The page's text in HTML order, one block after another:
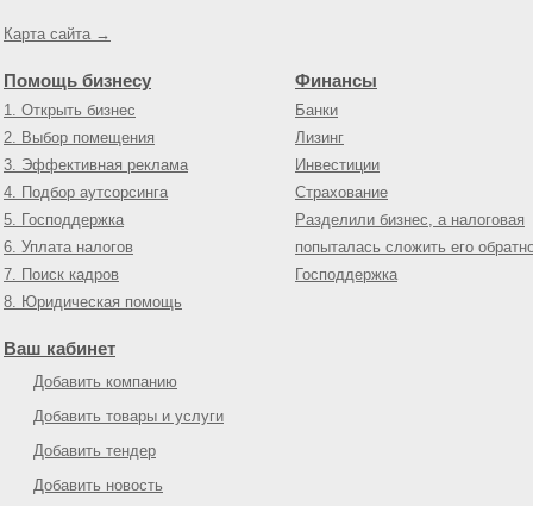
Карта сайта →
Помощь бизнесу
1. Открыть бизнес
2. Выбор помещения
3. Эффективная реклама
4. Подбор аутсорсинга
5. Господдержка
6. Уплата налогов
7. Поиск кадров
8. Юридическая помощь
Финансы
Банки
Лизинг
Инвестиции
Страхование
Разделили бизнес, а налоговая
попыталась сложить его
Господдержка
Ваш кабинет
Добавить компанию
Добавить товары и услуги
Добавить тендер
Добавить новость